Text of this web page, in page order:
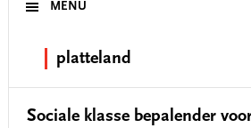
MENU
platteland
Sociale klasse bepalender